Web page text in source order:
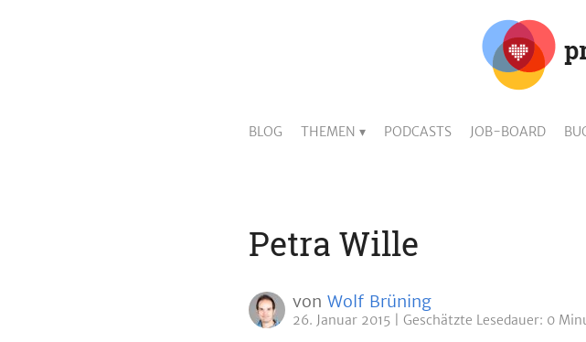
BLOG THEMEN PODCASTS JOB-BOARD
Petra Wille
von Wolf Brüning
26. Januar 2015 Geschätzte Lesedauer: 0